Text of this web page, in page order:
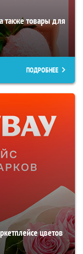
также товары для
ПОДРОБНЕЕ
цветов